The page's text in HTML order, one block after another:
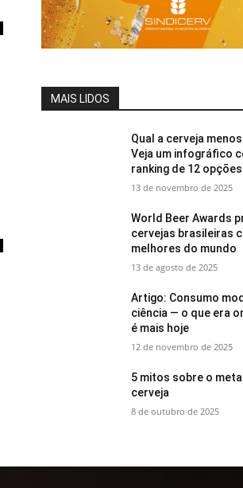
MAIS LIDOS
Qual a cerveja
Veja um infográfico
ranking de 12 opções
13 de novembro de 2025
World Beer Awards
cervejas brasileiras
melhores do mundo
13 de agosto de 2025
Artigo: Consumo
ciência — o que era
é mais hoje
12 de novembro de 2025
5 mitos sobre o
cerveja
8 de outubro de 2025